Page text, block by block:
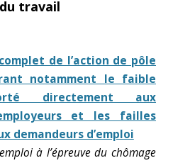
travail
de l’action de pôle
notamment le faible
directement aux
et les failles
demandeurs d’emploi
à l’épreuve du chômage